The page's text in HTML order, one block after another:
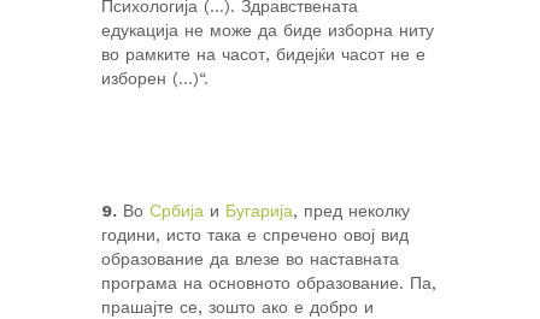
Психологија (…). Здравствената
едукација не може да биде изборна ниту
во рамките на часот, бидејќи часот не е
изборен (…)“.
9. Во Србија и Бугарија, пред неколку
години, исто така е спречено овој вид
образование да влезе во наставната
програма на основното образование. Па,
прашајте се, зошто ако е добро и